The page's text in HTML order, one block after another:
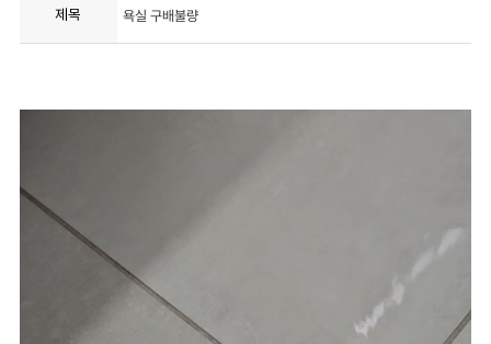
제목 욕실 구배불량